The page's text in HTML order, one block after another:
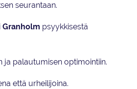
seurantaan.
Granholm psyykkisestä
palautumisen optimointiin.
että urheilijoina.